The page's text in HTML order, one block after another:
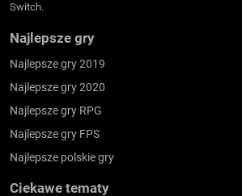
Switch.
Najlepsze gry
Najlepsze gry 2019
Najlepsze gry 2020
Najlepsze gry RPG
Najlepsze gry FPS
Najlepsze polskie gry
Ciekawe tematy